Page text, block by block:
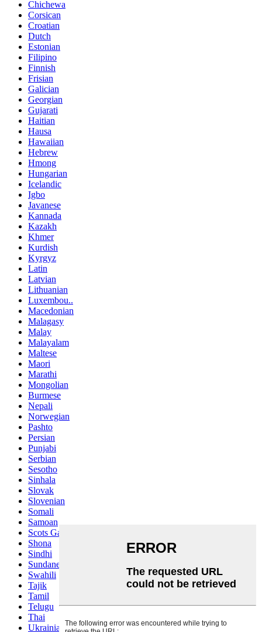
Chichewa
Corsican
Croatian
Dutch
Estonian
Filipino
Finnish
Frisian
Galician
Georgian
Gujarati
Haitian
Hausa
Hawaiian
Hebrew
Hmong
Hungarian
Icelandic
Igbo
Javanese
Kannada
Kazakh
Khmer
Kurdish
Kyrgyz
Latin
Latvian
Lithuanian
Luxembou..
Macedonian
Malagasy
Malay
Malayalam
Maltese
Maori
Marathi
Mongolian
Burmese
Nepali
Norwegian
Pashto
Persian
Punjabi
Serbian
Sesotho
Sinhala
Slovak
Slovenian
Somali
Samoan
Scots Gaelic
Shona
Sindhi
Sundanese
Swahili
Tajik
Tamil
Telugu
Thai
Ukrainian